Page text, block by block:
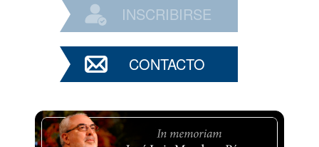
INSCRIBIRSE
CONTACTO